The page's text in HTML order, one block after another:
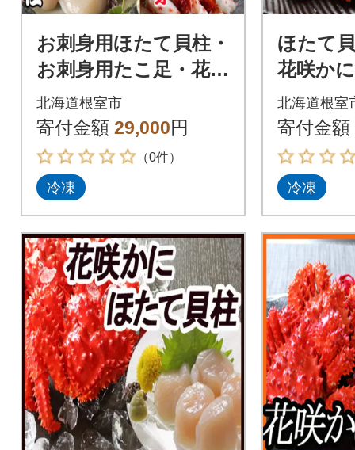
お刺身用ほたて貝柱・
お刺身用たこ足・花咲
かにむき身セット C-7
0040
北海道根室市
寄付金額 29,000円
（0件）
冷凍
ほたて
花咲か
50g前後
北海道根室
寄付金額
冷凍